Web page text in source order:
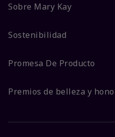
Sobre Mary Kay
Sostenibilidad
Promesa De Producto
Premios de belleza y